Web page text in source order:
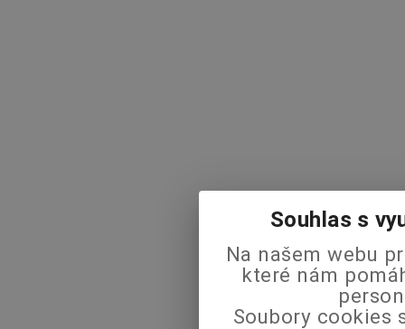
Souhlas s
Na našem webu
které nám
Soubory cookies